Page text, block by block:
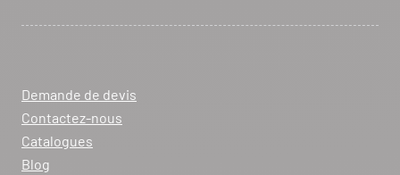
357 AVENUE DE MONTRICHER
LA FARE LES OLIVIERS 13580
Itinéraire
Tél : 04 90 90 43 62
Demande de devis
Contactez-nous
Catalogues
Blog